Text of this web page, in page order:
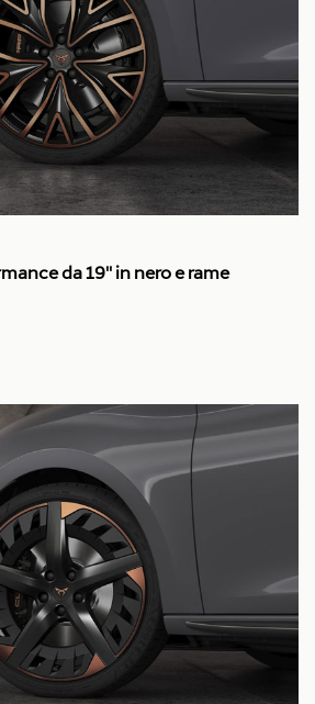
da 19'' in nero e rame